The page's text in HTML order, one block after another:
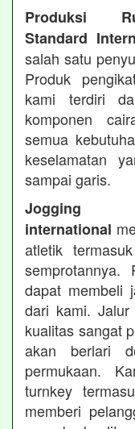
Produksi
Standard
salah satu
Produk
kami terdiri
komponen
semua
keselamatan
sampai garis.
international
atletik
semprotannya.
dapat membeli
dari kami.
kualitas sangat
akan berlari
permukaan.
turnkey
memberi